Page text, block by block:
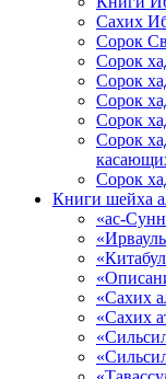
Сахих
Сорок
Сорок
Сорок
Сорок
Сорок
Сорок
Сорок
Книги шейха
«ас-
«Сахих
«Сахих